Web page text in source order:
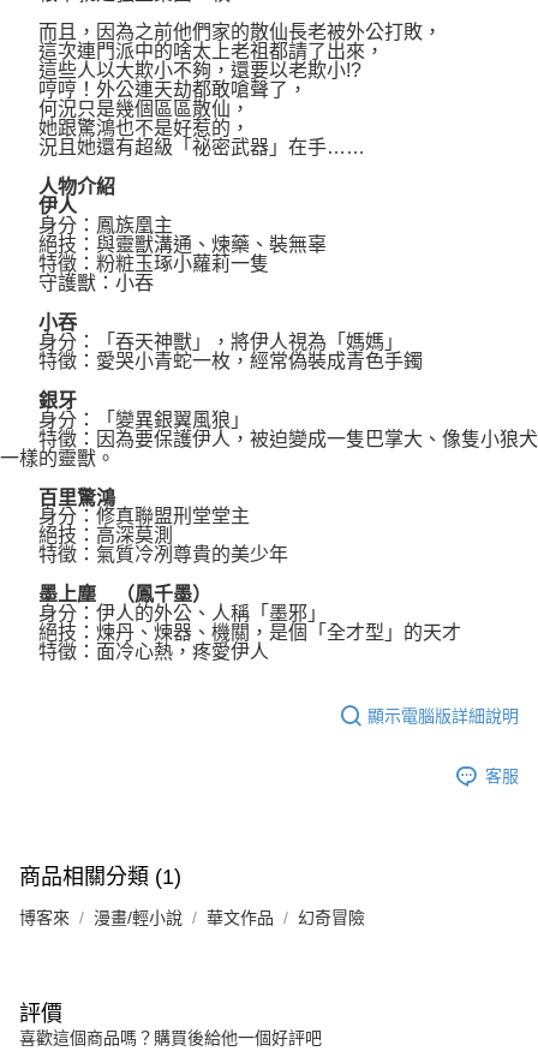
而且，因為之前他們家的散仙長老被外公打敗，
這次連門派中的啥太上老祖都請了出來，
這些人以大欺小不夠，還要以老欺小!?
哼哼！外公連天劫都敢嗆聲了，
何況只是幾個區區散仙，
她跟驚鴻也不是好惹的，
況且她還有超級「祕密武器」在手……
人物介紹
伊人
身分：鳳族凰主
絕技：與靈獸溝通、煉藥、裝無辜
特徵：粉粧玉琢小蘿莉一隻
守護獸：小吞
小吞
身分：「吞天神獸」，將伊人視為「媽媽」
特徵：愛哭小青蛇一枚，經常偽裝成青色手鐲
銀牙
身分：「變異銀翼風狼」
特徵：因為要保護伊人，被迫變成一隻巴掌大、像隻小狼犬
一樣的靈獸。
百里驚鴻
身分：修真聯盟刑堂堂主
絕技：高深莫測
特徵：氣質冷冽尊貴的美少年
墨上塵 （鳳千墨）
身分：伊人的外公、人稱「墨邪」
絕技：煉丹、煉器、機關，是個「全才型」的天才
特徵：面冷心熱，疼愛伊人
顯示電腦版詳細說明
客服
商品相關分類 (1)
博客來 漫畫/輕小說 華文作品 幻奇冒險
評價
喜歡這個商品嗎？購買後給他一個好評吧